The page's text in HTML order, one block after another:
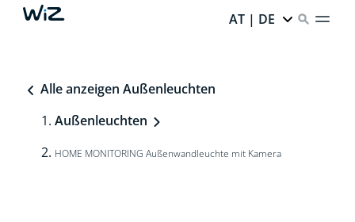
AT | DE
Alle anzeigen Außenleuchten
Außenleuchten
HOME MONITORING Außenwandleuchte mit Kamera